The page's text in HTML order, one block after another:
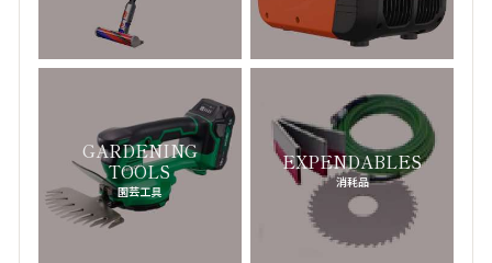
-ノモス-
-パネライ-
PATEK PHILIPPE
-パテックフィリップ-
PARMIGIANI FLEURIER
GARDENING
TOOLS
園芸工具
EXPENDABLES
消耗品